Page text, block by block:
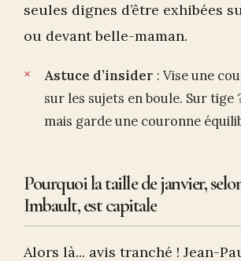
seules dignes d’être exhibées
ou devant belle-maman.
Astuce d’insider : Vise une
sur les sujets en boule. Sur tige
mais garde une couronne
Pourquoi la taille de janvier,
Imbault, est capitale
Alors là... avis tranché ! Jean-